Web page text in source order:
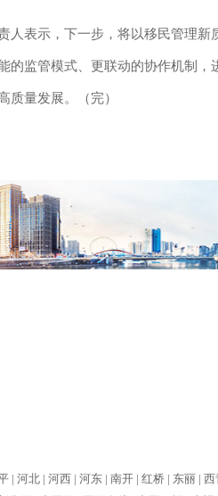
表示，下一步，将以移民管理新
的监管模式、更联动的协作机制
质量发展。（完）
|河北 |河西 |河东 |南开 |红桥 | 东丽 |